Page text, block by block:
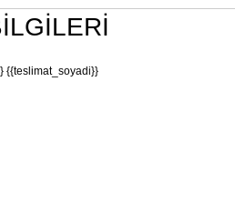
{{teslimat_soyadi}}